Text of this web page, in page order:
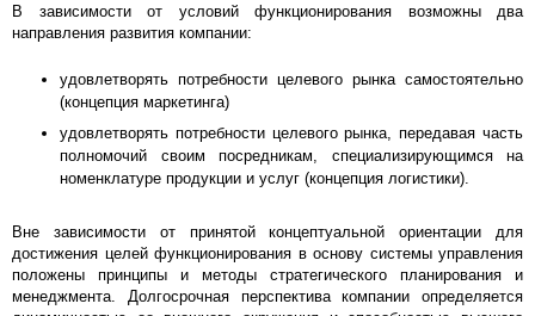
В зависимости от условий функционирования возможны два
направления развития компании:
удовлетворять потребности целевого рынка самостоятельно
(концепция маркетинга)
удовлетворять потребности целевого рынка, передавая часть
полномочий своим посредникам, специализирующимся на
номенклатуре продукции и услуг (концепция логистики).
Вне зависимости от принятой концептуальной ориентации для
достижения целей функционирования в основу системы управления
положены принципы и методы стратегического планирования и
менеджмента. Долгосрочная перспектива компании определяется